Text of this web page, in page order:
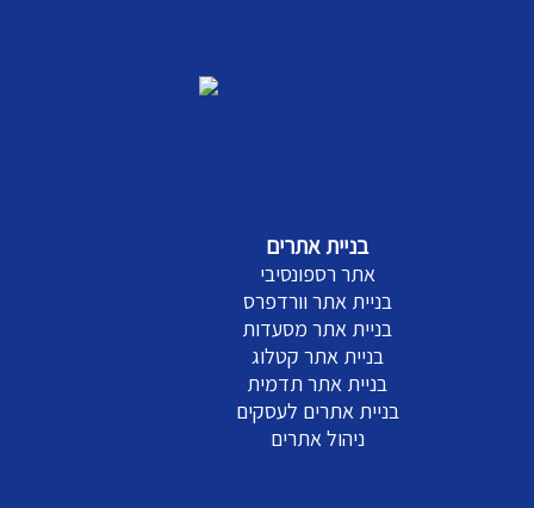
בניית אתרים
אתר רספונסיבי
בניית אתר וורדפרס
בניית אתר מסעדות
בניית אתר קטלוג
בניית אתר תדמית
בניית אתרים לעסקים
ניהול אתרים